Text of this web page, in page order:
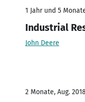
1 Jahr und 5
Industrial
John Deere
2 Monate, Aug.